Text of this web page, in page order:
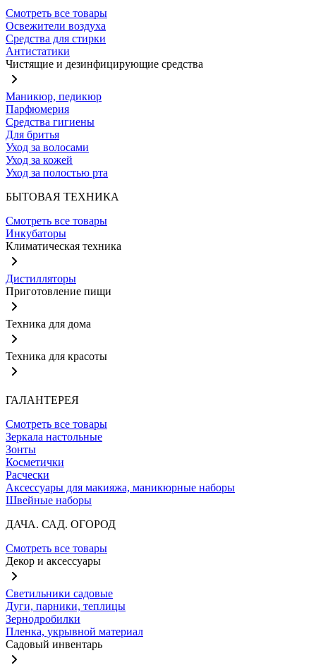
Смотреть все товары
Освежители воздуха
Средства для стирки
Антистатики
Чистящие и дезинфицирующие средства
Маникюр, педикюр
Парфюмерия
Средства гигиены
Для бритья
Уход за волосами
Уход за кожей
Уход за полостью рта
БЫТОВАЯ ТЕХНИКА
Смотреть все товары
Инкубаторы
Климатическая техника
Дистилляторы
Приготовление пищи
Техника для дома
Техника для красоты
ГАЛАНТЕРЕЯ
Смотреть все товары
Зеркала настольные
Зонты
Косметички
Расчески
Аксессуары для макияжа, маникюрные наборы
Швейные наборы
ДАЧА. САД. ОГОРОД
Смотреть все товары
Декор и аксессуары
Светильники садовые
Дуги, парники, теплицы
Зернодробилки
Пленка, укрывной материал
Садовый инвентарь